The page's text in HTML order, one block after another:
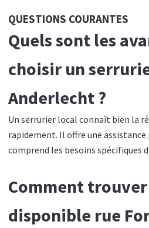
QUESTIONS COURANTES
Quels sont les
choisir un
Anderlecht ?
Un serrurier local connaît bien la
rapidement. Il offre une
comprend les besoins spécifiques
Comment
disponible rue